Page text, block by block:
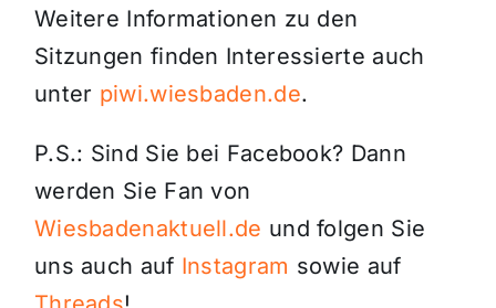
Weitere Informationen zu den
Sitzungen finden Interessierte auch
unter piwi.wiesbaden.de.
P.S.: Sind Sie bei Facebook? Dann
werden Sie Fan von
Wiesbadenaktuell.de und folgen Sie
uns auch auf Instagram sowie auf